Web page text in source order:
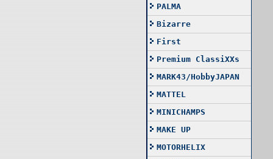
PALMA
Bizarre
First
Premium ClassiXXs
MARK43/HobbyJAPAN
MATTEL
MINICHAMPS
MAKE UP
MOTORHELIX